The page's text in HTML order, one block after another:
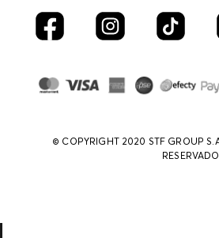
© COPYRIGHT 2020 STF GROUP